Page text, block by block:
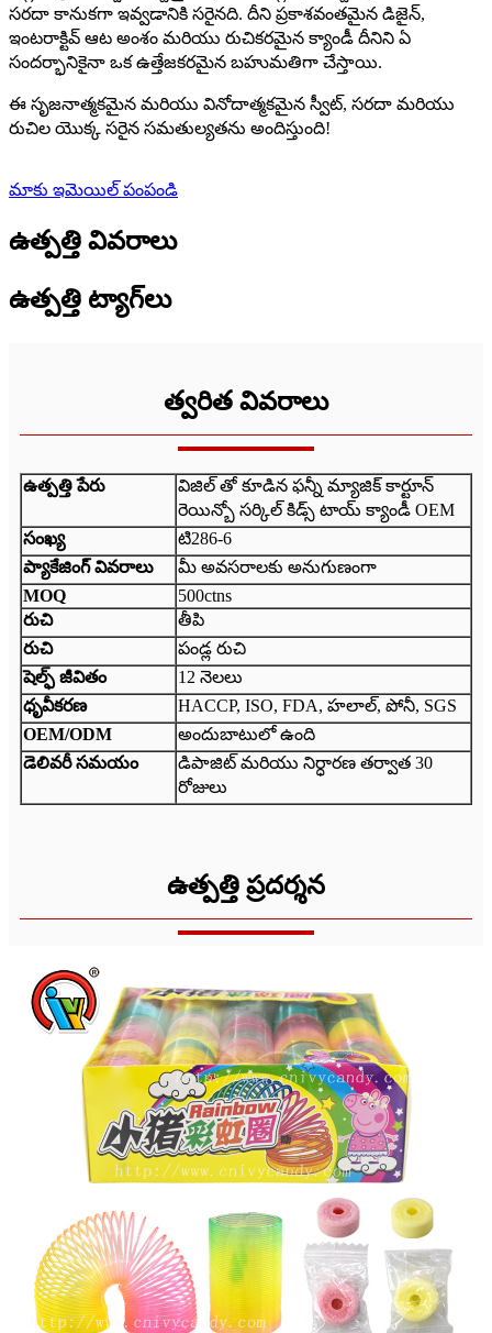
సరదా కానుకగా ఇవ్వడానికి సరైనది. దీని ప్రకాశవంతమైన డిజైన్,
ఇంటరాక్టివ్ ఆట అంశం మరియు రుచికరమైన క్యాండీ దీనిని ఏ
సందర్భానికైనా ఒక ఉత్తేజకరమైన బహుమతిగా చేస్తాయి.
ఈ సృజనాత్మకమైన మరియు వినోదాత్మకమైన స్వీట్, సరదా మరియు
రుచిల యొక్క సరైన సమతుల్యతను అందిస్తుంది!
మాకు ఇమెయిల్ పంపండి
ఉత్పత్తి వివరాలు
ఉత్పత్తి ట్యాగ్‌లు
త్వరిత వివరాలు
ఉత్పత్తి పేరు
విజిల్ తో కూడిన ఫన్నీ మ్యాజిక్ కార్టూన్
రెయిన్బో సర్కిల్ కిడ్స్ టాయ్ క్యాండీ OEM
సంఖ్య
టి286-6
ప్యాకేజింగ్ వివరాలు
మీ అవసరాలకు అనుగుణంగా
MOQ
500ctns
రుచి
తీపి
రుచి
పండ్ల రుచి
షెల్ఫ్ జీవితం
12 నెలలు
ధృవీకరణ
HACCP, ISO, FDA, హలాల్, పోనీ, SGS
OEM/ODM
అందుబాటులో ఉంది
డెలివరీ సమయం
డిపాజిట్ మరియు నిర్ధారణ తర్వాత 30
రోజులు
ఉత్పత్తి ప్రదర్శన